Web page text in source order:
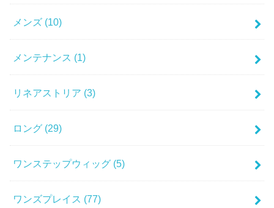
メンズ (10)
メンテナンス (1)
リネアストリア (3)
ロング (29)
ワンステップウィッグ (5)
ワンズプレイス (77)